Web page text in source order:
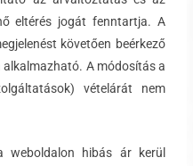
eltérés jogát fenntartja. A
követően beérkező
A módosítás a
vételárát nem
hibás ár kerül